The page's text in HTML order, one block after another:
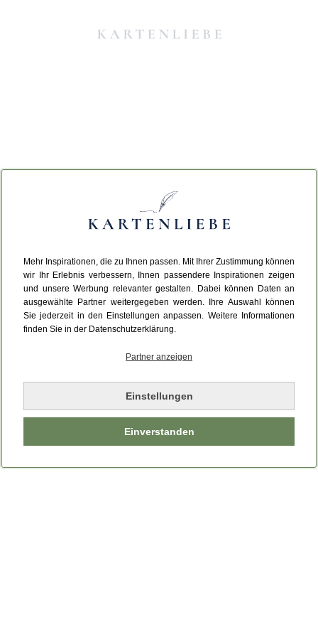
Mehr Inspirationen, die zu Ihnen passen. Mit Ihrer Zustimmung können
wir Ihr Erlebnis verbessern, Ihnen passendere Inspirationen zeigen
und unsere Werbung relevanter gestalten. Dabei können Daten an
ausgewählte Partner weitergegeben werden. Ihre Auswahl können
Sie jederzeit in den Einstellungen anpassen. Weitere Informationen
finden Sie in der Datenschutzerklärung.
Partner anzeigen
Einstellungen
Einverstanden
Da ist etwas schiefgelaufen.
Leider ist ein technischer Fehler aufgetreten.
Bitte laden Sie die Seite neu.